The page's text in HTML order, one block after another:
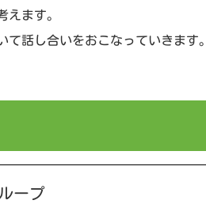
えます。
話し合いをおこなっていきます。
ープ